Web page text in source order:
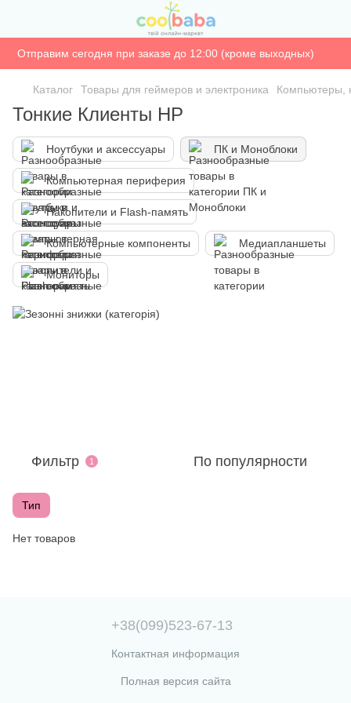
Отправим сегодня при заказе до 12:00 (кроме выходных)
Каталог Товары для геймеров и электроника Компьютеры,
Тонкие Клиенты HP
Ноутбуки и аксессуары ПК и Моноблоки
Компьютерная периферия
Накопители и Flash-память
Компьютерные компоненты Медиапланшеты
Мониторы
Фильтр 1 По популярности
Тип
Нет товаров
+38(099)523-67-13
Контактная информация
Полная версия сайта